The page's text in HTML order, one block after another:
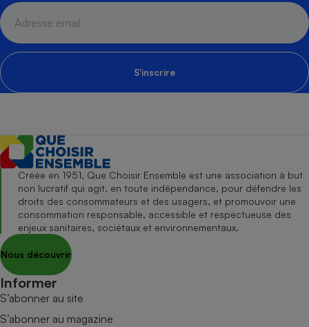
S'inscrire
Créée en 1951, Que Choisir Ensemble est une association à but
non lucratif qui agit, en toute indépendance, pour défendre les
droits des consommateurs et des usagers, et promouvoir une
consommation responsable, accessible et respectueuse des
enjeux sanitaires, sociétaux et environnementaux.
Nous découvrir
Informer
S’abonner au site
S’abonner au magazine